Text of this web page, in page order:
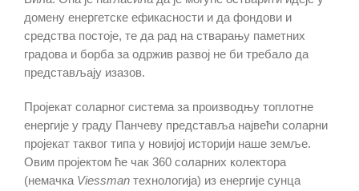
домену енергетске ефикасности и да фондови и
средства постоје, те да рад на стварању паметних
градова и борба за одржив развој не би требало да
представљају изазов.
Пројекат соларног система за производњу топлотне
енергије у граду Панчеву представља највећи соларни
пројекат таквог типа у новијој историји наше земље.
Овим пројектом ће чак 360 соларних колектора
(немачка Viessman технологија) из енергије сунца